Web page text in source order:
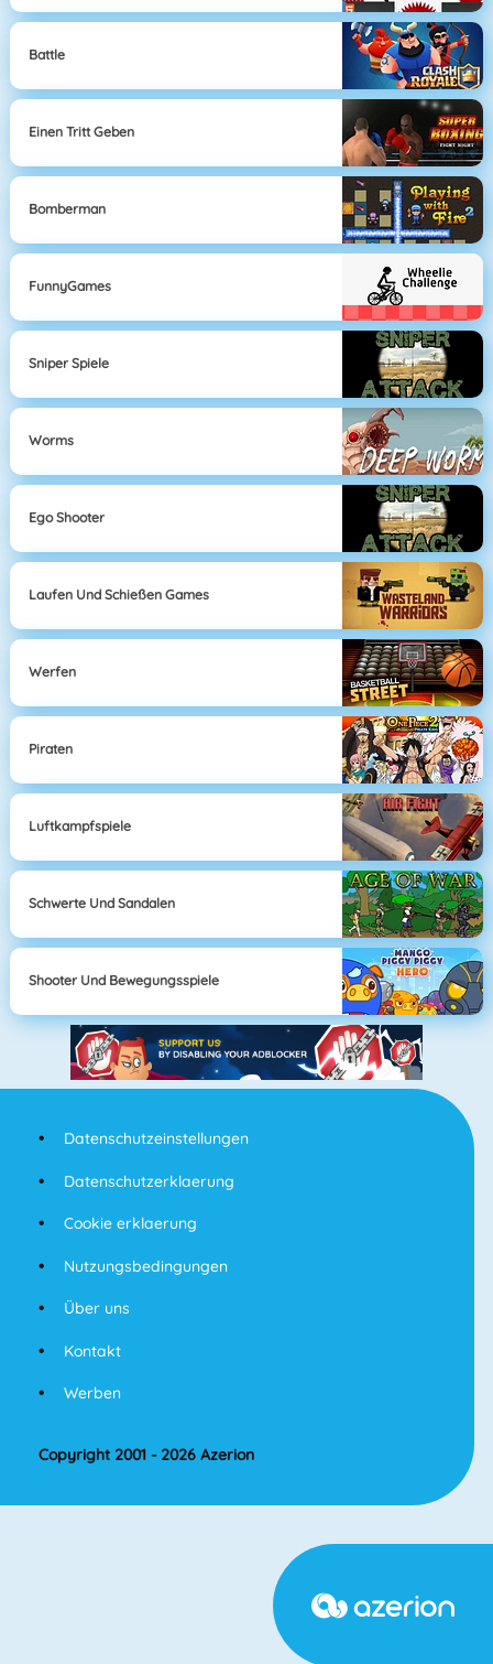
Battle
Einen Tritt Geben
Bomberman
FunnyGames
Sniper Spiele
Worms
Ego Shooter
Laufen Und Schießen Games
Werfen
Piraten
Luftkampfspiele
Schwerte Und Sandalen
Shooter Und Bewegungsspiele
Datenschutzeinstellungen
Datenschutzerklaerung
Cookie erklaerung
Nutzungsbedingungen
Über uns
Kontakt
Werben
Copyright 2001 - 2026 Azerion